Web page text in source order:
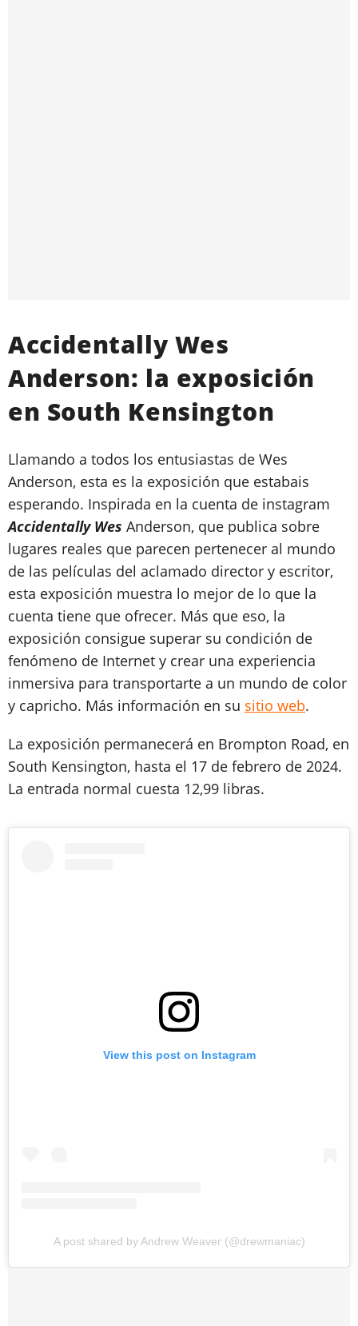
Accidentally Wes
Anderson: la exposición
en South Kensington
Llamando a todos los entusiastas de Wes
Anderson, esta es la exposición que estabais
esperando. Inspirada en la cuenta de instagram
Accidentally Wes Anderson, que publica sobre
lugares reales que parecen pertenecer al mundo
de las películas del aclamado director y escritor,
esta exposición muestra lo mejor de lo que la
cuenta tiene que ofrecer. Más que eso, la
exposición consigue superar su condición de
fenómeno de Internet y crear una experiencia
inmersiva para transportarte a un mundo de color
y capricho. Más información en su sitio web.
La exposición permanecerá en Brompton Road, en
South Kensington, hasta el 17 de febrero de 2024.
La entrada normal cuesta 12,99 libras.
View this post on Instagram
A post shared by Andrew Weaver (@drewmaniac)